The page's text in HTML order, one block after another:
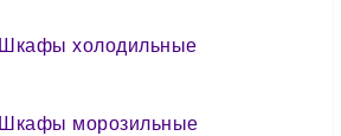
Шкафы холодильные
Шкафы морозильные